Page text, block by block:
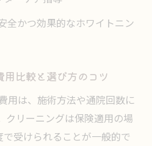
全かつ効果的なホワイトニン
比較と選び方のコツ
用は、施術方法や通院回数に
クリーニングは保険適用の場
受けられることが一般的で